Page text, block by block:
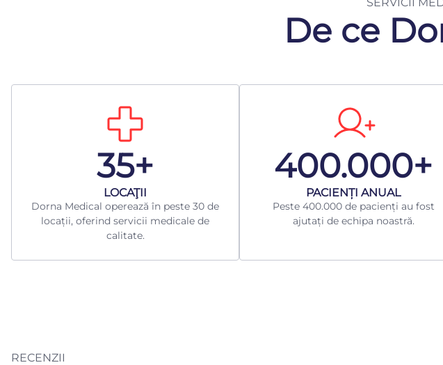
De ce
35+
LOCAŢII
Dorna Medical operează în peste 30 de
locații, oferind servicii medicale de
calitate.
400.000+
​PACIENȚI ANUAL
Peste 400.000 de pacienți au fost
ajutați de echipa noastră.
RECENZII